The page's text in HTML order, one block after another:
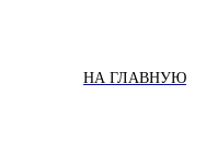
НА ГЛАВНУЮ